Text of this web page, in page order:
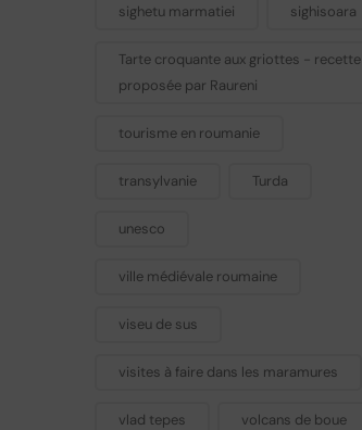
sighetu marmatiei sighisoara
Tarte croquante aux griottes - recette
proposée par Raureni
tourisme en roumanie
transylvanie Turda
unesco
ville médiévale roumaine
viseu de sus
visites à faire dans les maramures
vlad tepes volcans de boue